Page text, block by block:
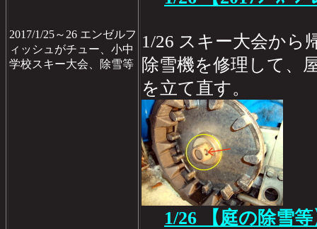
2017/1/25～26 エンゼルフ
ィッシュがチュー、小中
学校スキー大会、除雪等
1/26 スキー大会から
除雪機を修理して、
を立て直す。
1/26 【庭の除雪等